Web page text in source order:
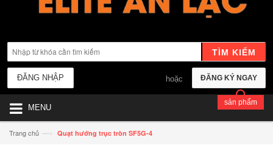
TÌM KIẾM
ĐĂNG KÝ NGAY
hoặc
ĐĂNG NHẬP
MENU
sản phẩm
Trang chủ —› Quạt hướng trục tròn SF5G-4